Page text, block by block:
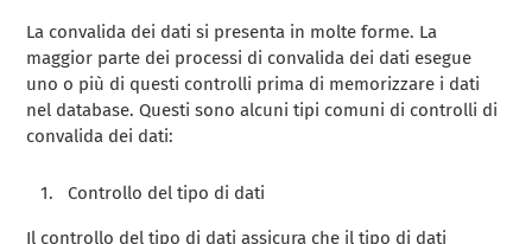
La convalida dei dati si presenta in molte forme. La
maggior parte dei processi di convalida dei dati esegue
uno o più di questi controlli prima di memorizzare i dati
nel database. Questi sono alcuni tipi comuni di controlli di
convalida dei dati:
Controllo del tipo di dati
Il controllo del tipo di dati assicura che il tipo di dati